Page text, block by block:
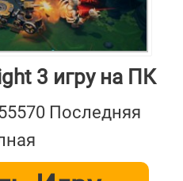
3 игру на ПК
Последняя